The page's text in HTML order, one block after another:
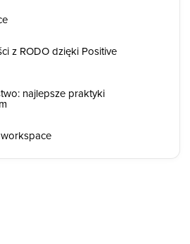
z RODO dzięki Positive
najlepsze praktyki